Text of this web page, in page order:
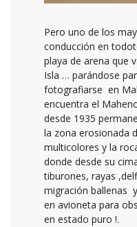
Pero uno de los
conducción en
playa de arena que
Isla … parándose
fotografiarse en
encuentra el
desde 1935
la zona erosionada
multicolores y la
donde desde su
tiburones, rayas
migración ballenas
en avioneta para
en estado puro !.